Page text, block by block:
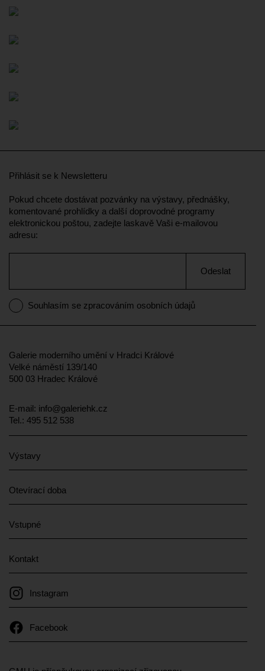
Přihlásit se k Newsletteru
Pokud chcete dostávat pozvánky na výstavy, přednášky,
komentované prohlídky a další doprovodné programy
elektronickou poštou, zadejte laskavě Vaši e-mailovou
adresu:
Odeslat
Souhlasím se zpracováním osobních údajů
Galerie moderního umění v Hradci Králové
Velké náměstí 139/140
500 03 Hradec Králové
E-mail: info@galeriehk.cz
Tel.: 495 512 538
Výstavy
Otevírací doba
Vstupné
Kontakt
Instagram
Facebook